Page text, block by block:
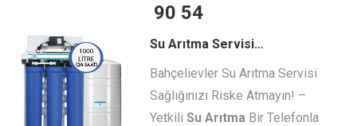
90 54
Su Arıtma Servisi…
Bahçelievler Su Arıtma Servisi
Sağlığınızı Riske Atmayın! –
Yetkili Su Arıtma Bir Telefonla